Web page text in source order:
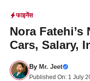
फाइनेंस
Nora Fatehi’s
Cars, Salary,
By Mr. Jeet
Published On: 1 July